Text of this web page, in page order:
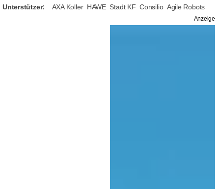
Unterstützer: AXA Koller HAWE Stadt KF Consilio Agile Robots